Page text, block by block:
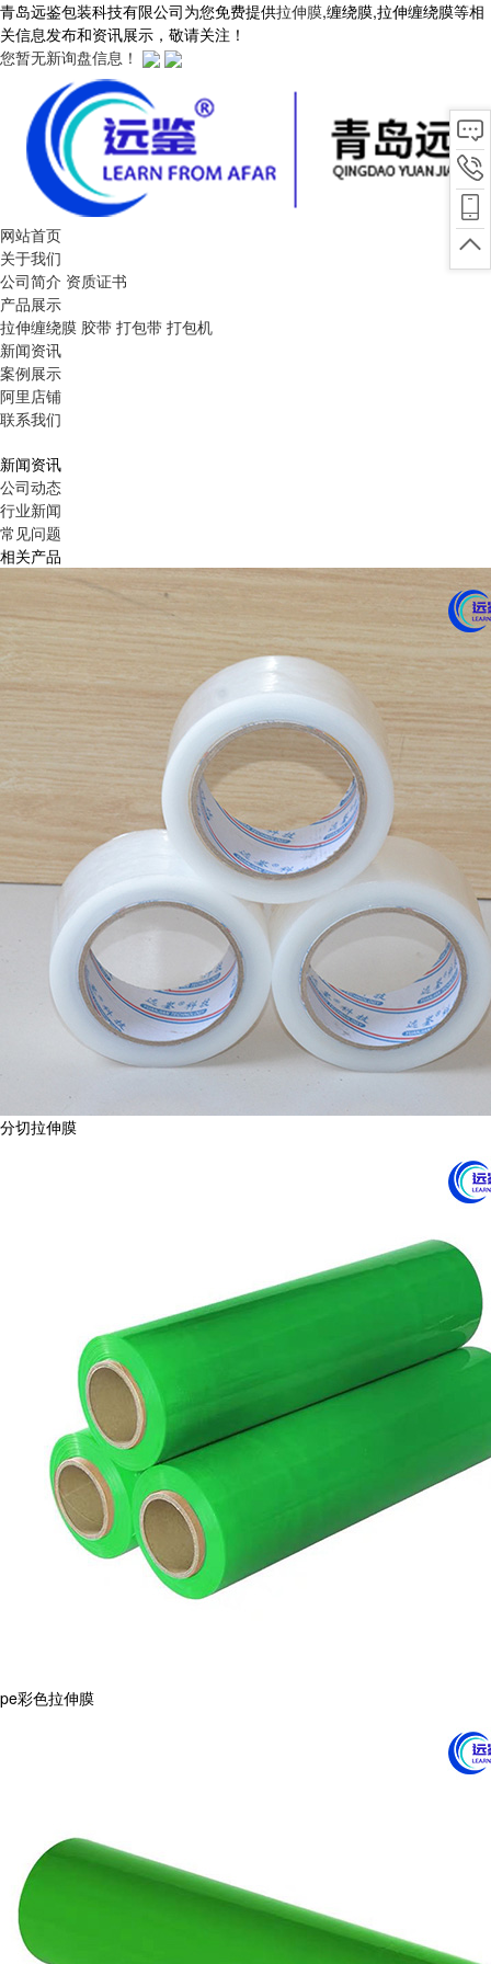
青岛远鉴包装科技有限公司为您免费提供拉伸膜,缠绕膜,拉伸缠绕膜等相
关信息发布和资讯展示，敬请关注！
您暂无新询盘信息！
网站首页
关于我们
公司简介 资质证书
产品展示
拉伸缠绕膜 胶带 打包带 打包机
新闻资讯
案例展示
阿里店铺
联系我们
新闻资讯
公司动态
行业新闻
常见问题
相关产品
分切拉伸膜
pe彩色拉伸膜